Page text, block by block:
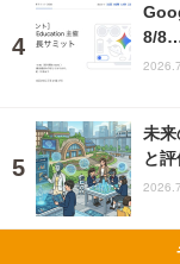
8/
未来
と